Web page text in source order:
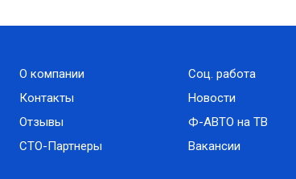
О компании
Контакты
Отзывы
СТО-Партнеры
Соц. работа
Новости
Ф-АВТО на ТВ
Вакансии